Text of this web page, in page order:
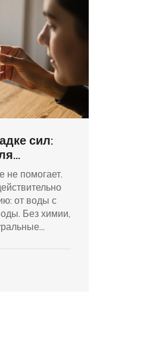
сил:
не помогает.
от воды с
Без химии,